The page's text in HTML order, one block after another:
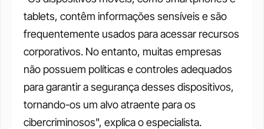
tablets, contêm informações sensíveis e são
frequentemente usados para acessar recursos
corporativos. No entanto, muitas empresas
não possuem políticas e controles adequados
para garantir a segurança desses dispositivos,
tornando-os um alvo atraente para os
cibercriminosos", explica o especialista.